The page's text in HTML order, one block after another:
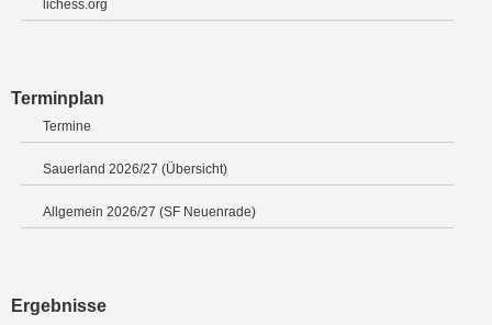
lichess.org
Terminplan
Termine
Sauerland 2026/27 (Übersicht)
Allgemein 2026/27 (SF Neuenrade)
Ergebnisse